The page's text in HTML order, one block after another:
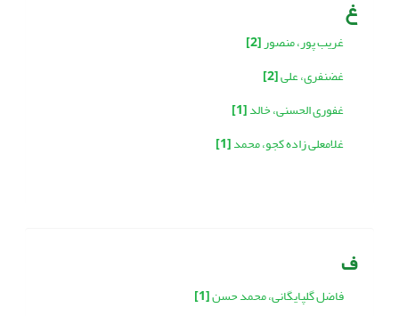
غ
غریب پور، منصور[2]
غضنفری، علی[2]
غفوری الحسنی، خالد[1]
غلامعلی زاده کجو، محمد[1]
ف
فاضل گلپایگانی، محمد حسن[1]